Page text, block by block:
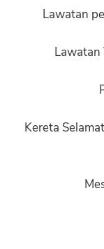
Lawatan
Lawatan
Kereta